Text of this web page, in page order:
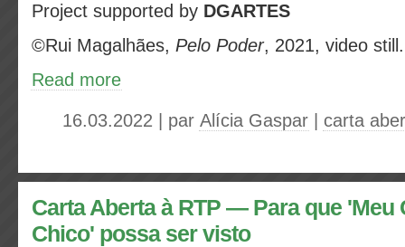
Project supported by DGARTES
©️Rui Magalhães, Pelo Poder, 2021, video still.
Read more
16.03.2022 | par Alícia Gaspar carta
Carta Aberta à RTP — Para que 'Meu
Chico' possa ser visto